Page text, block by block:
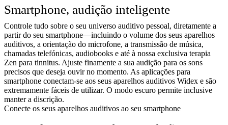
Smartphone, audição inteligente
Controle tudo sobre o seu universo auditivo pessoal, diretamente a
partir do seu smartphone⁠—incluindo o volume dos seus aparelhos
auditivos, a orientação do microfone, a transmissão de música,
chamadas telefónicas, audiobooks e até à nossa exclusiva terapia
Zen para tinnitus. Ajuste finamente a sua audição para os sons
precisos que deseja ouvir no momento. As aplicações para
smartphone conectam-se aos seus aparelhos auditivos Widex e são
extremamente fáceis de utilizar. O modo escuro permite inclusive
manter a discrição.
Conecte os seus aparelhos auditivos ao seu smartphone